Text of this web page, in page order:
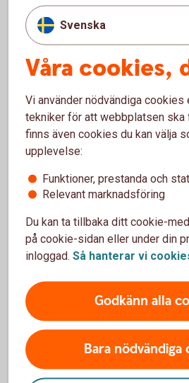
Tjänster i appen
Hur fungerar tjänsten
Hur ansluts Mobilt
Jag har glömt PIN-koden
jag se den?
Hur väljer jag PIN-kod till
Svenska
Våra cookies,
Vi använder nödvändiga cookies
tekniker för att webbplatsen ska
finns även cookies du kan välja
upplevelse:
Funktioner, prestanda och
Relevant marknadsföring
Du kan ta tillbaka ditt cookie-
på cookie-sidan eller under din
inloggad. Så hanterar vi
Godkänn alla
Bara nödvändiga